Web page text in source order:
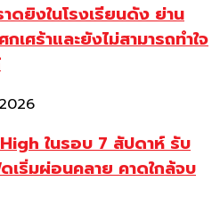
ดยิงในโรงเรียนดัง ย่าน
เศร้าและยังไม่สามารถทำใจ
ในรอบ 7 สัปดาห์ รับ
เริ่มผ่อนคลาย คาดใกล้จบ